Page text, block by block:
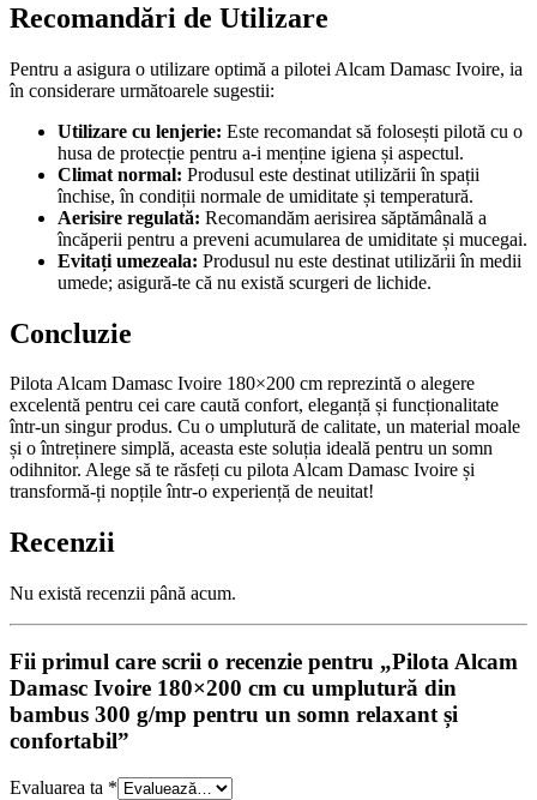
Recomandări de Utilizare
Pentru a asigura o utilizare optimă a pilotei Alcam Damasc Ivoire, ia
în considerare următoarele sugestii:
Utilizare cu lenjerie: Este recomandat să folosești pilotă cu o
husa de protecție pentru a-i menține igiena și aspectul.
Climat normal: Produsul este destinat utilizării în spații
închise, în condiții normale de umiditate și temperatură.
Aerisire regulată: Recomandăm aerisirea săptămânală a
încăperii pentru a preveni acumularea de umiditate și mucegai.
Evitați umezeala: Produsul nu este destinat utilizării în medii
umede; asigură-te că nu există scurgeri de lichide.
Concluzie
Pilota Alcam Damasc Ivoire 180×200 cm reprezintă o alegere
excelentă pentru cei care caută confort, eleganță și funcționalitate
într-un singur produs. Cu o umplutură de calitate, un material moale
și o întreținere simplă, aceasta este soluția ideală pentru un somn
odihnitor. Alege să te răsfeți cu pilota Alcam Damasc Ivoire și
transformă-ți nopțile într-o experiență de neuitat!
Recenzii
Nu există recenzii până acum.
Fii primul care scrii o recenzie pentru „Pilota Alcam
Damasc Ivoire 180×200 cm cu umplutură din
bambus 300 g/mp pentru un somn relaxant și
confortabil”
Evaluarea ta *